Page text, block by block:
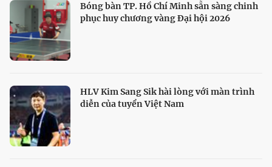
Bóng bàn TP. Hồ Chí Minh sẵn sàng chinh
phục huy chương vàng Đại hội 2026
HLV Kim Sang Sik hài lòng với màn trình
diễn của tuyển Việt Nam